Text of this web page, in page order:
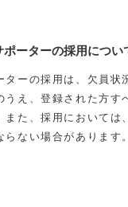
ーターの採用につい
ーの採用は、欠員状
うえ、登録された方す
また、採用においては
らない場合があります